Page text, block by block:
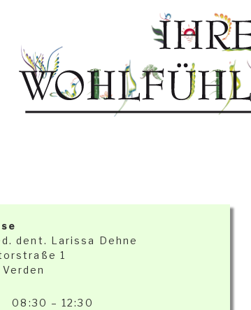
dent. Larissa Dehne
1
08:30 – 12:30